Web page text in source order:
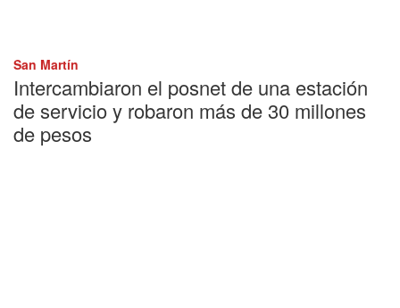
San Martín
Intercambiaron el posnet de una estación
de servicio y robaron más de 30 millones
de pesos